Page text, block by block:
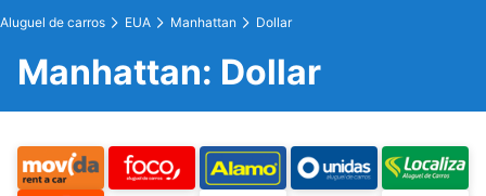
Aluguel de carros EUA Manhattan Dollar
Manhattan: Dollar